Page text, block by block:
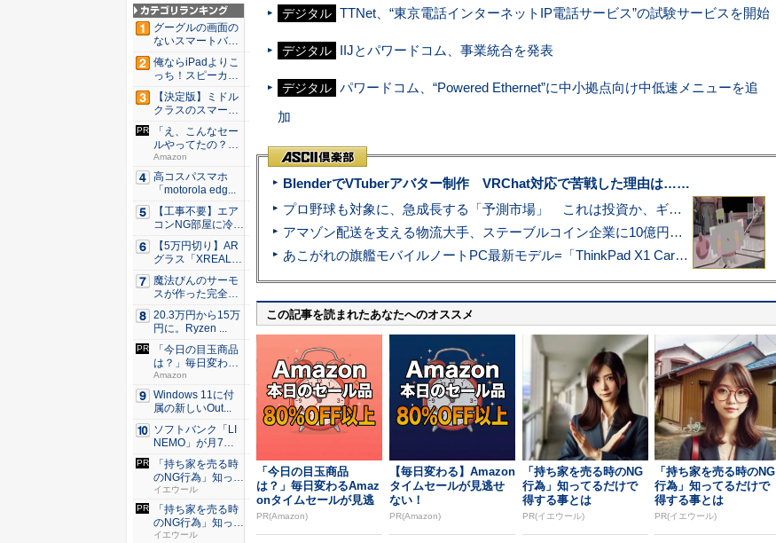
デジタル TTNet、“東京電話インターネットIP電話サービス”の試験サービスを開始
デジタル IIJとパワードコム、事業統合を発表
デジタル パワードコム、“Powered Ethernet”に中小拠点向け中低速メニューを追
加
BlenderでVTuberアバター制作 VRChat対応で苦戦した理由は……
プロ野球も対象に、急成長する「予測市場」 これは投資か、ギャンブルか
アマゾン配送を支える物流大手、ステーブルコイン企業に10億円投資のワケ
あこがれの旗艦モバイルノートPC最新モデル=「ThinkPad X1 Carbon Gen 14 Aura Edition」実機レビュー
この記事を読まれたあなたへのオススメ
「今日の目玉商品
は？」毎日変わるAmaz
onタイムセールが見逃
せない
PR(Amazon)
【毎日変わる】Amazon
タイムセールが見逃せ
ない！
PR(Amazon)
「持ち家を売る時のNG
行為」知ってるだけで
得する事とは
PR(イエウール)
「持ち家を売る時のNG
行為」知ってるだけで
得する事とは
PR(イエウール)
USB Type-C - MS
Office 2021 - Win11
搭載
グーグルの画面の
ないスマートバン
ド「Go...
俺ならiPadよりこ
っち！スピーカー
9個...
【決定版】ミドル
クラスのスマート
フォンの...
「え、こんなセー
ルやってたの？」
80％O...
Amazon
高コスパスマホ
「motorola edg...
【工事不要】エア
コンNG部屋に冷房
を！ ...
【5万円切り】AR
グラス「XREAL
x...
魔法びんのサーモ
スが作った完全遮
光100...
20.3万円から15万
円に。Ryzen ...
「今日の目玉商品
は？」毎日変わる
Amaz...
Amazon
Windows 11に付
属の新しいOut...
ソフトバンク「LI
NEMO」が月7日
間、...
「持ち家を売る時
のNG行為」知って
るだけ...
イエウール
「持ち家を売る時
のNG行為」知って
るだけ...
イエウール